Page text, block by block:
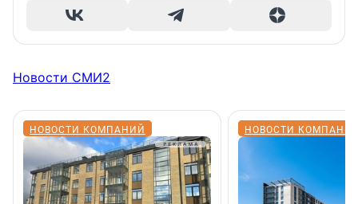
Новости СМИ2
НОВОСТИ КОМПАНИЙ НОВОСТИ